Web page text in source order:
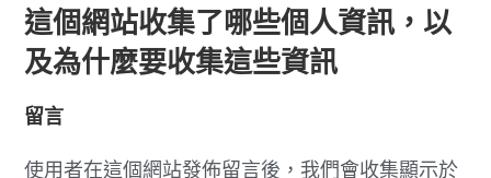
這個網站收集了哪些個人資訊，以
及為什麼要收集這些資訊
留言
使用者在這個網站發佈留言後，我們會收集顯示於